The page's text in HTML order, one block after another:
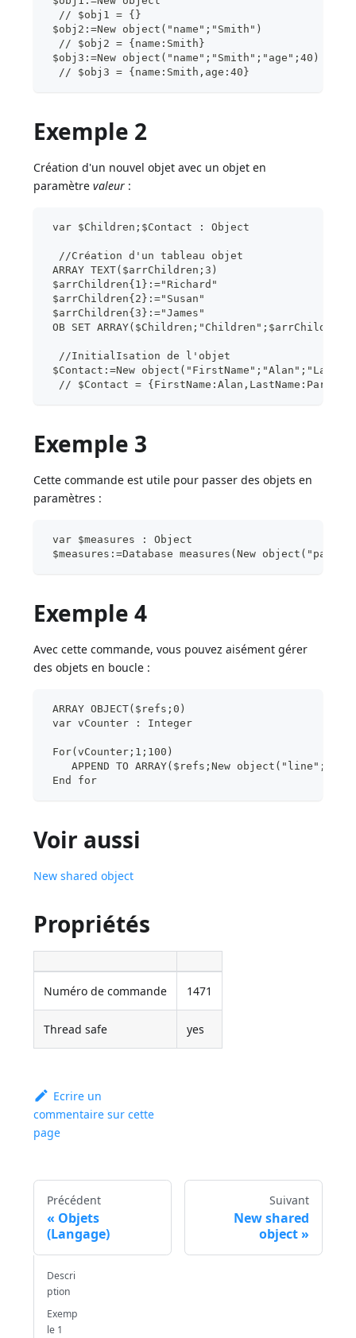
// $obj1 = {}
$obj2:=New object("name";"Smith")
// $obj2 = {name:Smith}
$obj3:=New object("name";"Smith";"age";40)
// $obj3 = {name:Smith,age:40}
Exemple 2
Création d'un nouvel objet avec un objet en
paramètrevaleur :
var $Children;$Contact : Object
//Création d'un tableau objet
ARRAY TEXT($arrChildren;3)
$arrChildren{1}:="Richard"
$arrChildren{2}:="Susan"
$arrChildren{3}:="James"
OB SET ARRAY($Children;"Children";$arrChildren)
//InitialIsation de l'objet
$Contact:=New
// $Contact =
Exemple 3
Cette commande est utile pour passer des objets en
paramètres :
var $measures : Object
$measures:=Database measures(New
Exemple 4
Avec cette commande, vous pouvez aisément gérer
des objets en boucle :
ARRAY OBJECT($refs;0)
var vCounter : Integer
For(vCounter;1;100)
APPEND TO ARRAY($refs;New
End for
Voir aussi
New shared object
Propriétés
Numéro de commande 1471
Thread safe yes
Ecrire un
commentaire sur cette
page
Précédent
Objets
(Langage)
Suivant
New shared
object
Descri
ption
Exemp
le 1